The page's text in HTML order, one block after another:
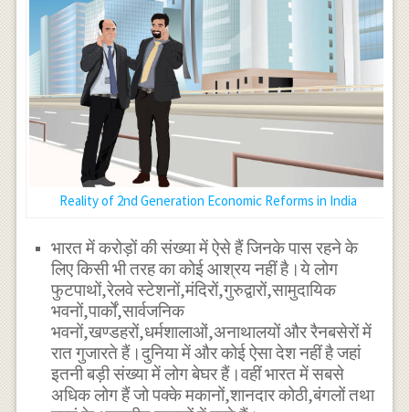
Reality of 2nd Generation Economic Reforms in India
भारत में करोड़ों की संख्या में ऐसे हैं जिनके पास रहने के
लिए किसी भी तरह का कोई आश्रय नहीं है।ये लोग
फुटपाथों,रेलवे स्टेशनों,मंदिरों,गुरुद्वारों,सामुदायिक
भवनों,पार्कों,सार्वजनिक
भवनों,खण्डहरों,धर्मशालाओं,अनाथालयों और रैनबसेरों में
रात गुजारते हैं।दुनिया में और कोई ऐसा देश नहीं है जहां
इतनी बड़ी संख्या में लोग बेघर हैं।वहीं भारत में सबसे
अधिक लोग हैं जो पक्के मकानों,शानदार कोठी,बंगलों तथा